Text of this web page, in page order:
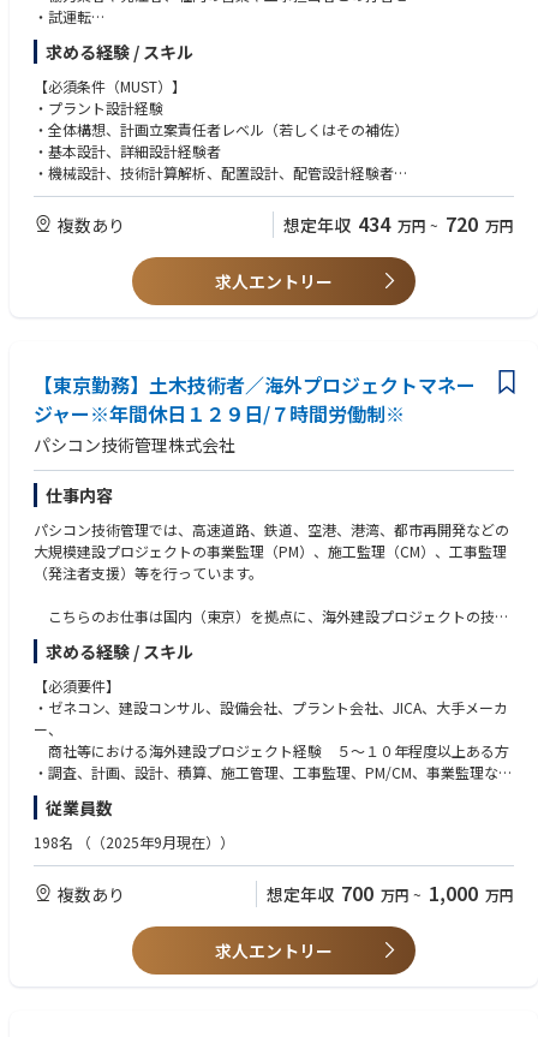
大気質・騒音・水質等生活環境、自然環境などの調査、予測評価、保全
対策におけるコンサルティング業務
建築に関わる調査・計画・設計
■新エネルギー分野
再生可能エネルギー全般（小水力発電、バイオマス発電、風力発電、太
陽光発電、ごみ焼却発電等）の案件発掘、調査・計画・設計・資金調達・
EPC（施工監理含む）・維持管理・運営、内外の関係機関・企業との調
整・折衝
・試運転
※電気・計装設計/機械設計/技術計算解析/配置設計/配管設計/管路設計な
どの中から、適性に応じていずれかのチームの一員としてご担当頂きま
す。
※公共工事（元請け）が9割以上
求める経験 / スキル
【必須条件（MUST）】
・プラント設計経験
・全体構想、計画立案責任者レベル（若しくはその補佐）
・基本設計、詳細設計経験者
・機械設計、技術計算解析、配置設計、配管設計経験者
・AutoCAD経験者
【歓迎条件（WANT）】
複数あり 想定年収 434 万円 ~ 720 万円
求人エントリー
【東京勤務】土木技術者／海外プロジェクトマネー
ジャー※年間休日１２９日/７時間労働制※
パシコン技術管理株式会社
仕事内容
パシコン技術管理では、高速道路、鉄道、空港、港湾、都市再開発などの
大規模建設プロジェクトの事業監理（PM）、施工監理（CM）、工事監理
（発注者支援）等を行っています。
こちらのお仕事は国内（東京）を拠点に、海外建設プロジェクトの技術
管理・資金管理・進捗管理等、プロジェクトマネジメントを担っていただ
くポジションです。
パシフィックコンサルタンツチームの一員として、発注者側の立場に近
い建設コンサルタントとして設計・施工を俯瞰し、プロジェクト全体の円
滑な推進をお手伝いいただきます。
「海外案件に携わりたいが、生活拠点は日本に置きたい」
そんな方に最適な環境です。
※これまでのご経験や専門分野を踏まえ、特定フェーズまたは分野を中心
に業務をお任せします
※勤務は東京を拠点として、短期・スポットを中心とした海外出張により
対応していただく想定です
求める経験 / スキル
【必須要件】
・ゼネコン、建設コンサル、設備会社、プラント会社、JICA、大手メーカ
ー、
商社等における海外建設プロジェクト経験 ５～１０年程度以上ある方
・調査、計画、設計、積算、施工管理、工事監理、PM/CM、事業監理など
の経験
または類似の経験
・チームリーダー、管理職としての経験のある方
ちの方
※１級土木/建築/管工事/電気工事/電気通信工事 施工管理技士、技術
技術士補、RCCM、一級建築士、建築設備士、エネルギー管理士等
・技術資料・報告書作成の実務経験
従業員数
198名 （（2025年9月現在））
複数あり 想定年収 700 万円 ~ 1,000 万円
求人エントリー